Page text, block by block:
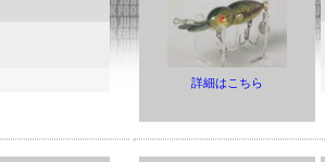
詳細はこちら